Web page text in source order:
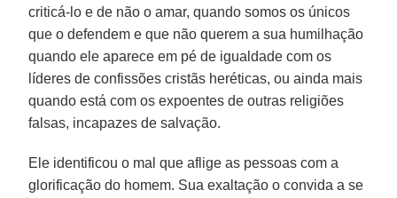
criticá-lo e de não o amar, quando somos os únicos
que o defendem e que não querem a sua humilhação
quando ele aparece em pé de igualdade com os
líderes de confissões cristãs heréticas, ou ainda mais
quando está com os expoentes de outras religiões
falsas, incapazes de salvação.
Ele identificou o mal que aflige as pessoas com a
glorificação do homem. Sua exaltação o convida a se